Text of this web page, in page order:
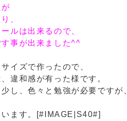
、
ルは出来るので、
事が出来ました^^
イズで作ったので、
違和感が有った様です。
し、色々と勉強が必要ですが
ます。[#IMAGE|S40#]